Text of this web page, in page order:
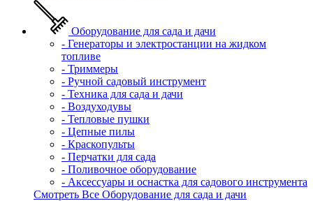
Оборудование для сада и дачи
- Генераторы и электростанции на жидком
топливе
- Триммеры
- Ручной садовый инструмент
- Техника для сада и дачи
- Воздуходувы
- Тепловые пушки
- Цепные пилы
- Краскопульты
- Перчатки для сада
- Поливочное оборудование
- Аксессуары и оснастка для садового инструмента
Смотреть Все Оборудование для сада и дачи